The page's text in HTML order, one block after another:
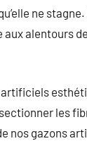
ne
alentours
les
nos gazons